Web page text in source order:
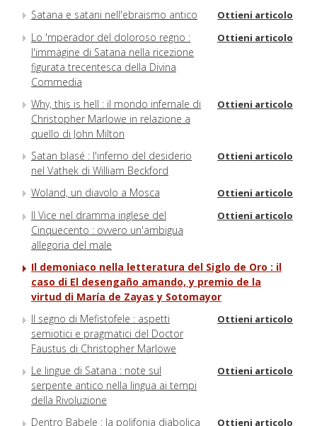
Satana e satani nell'ebraismo antico Ottieni articolo
Lo 'mperador del doloroso regno :
l'immagine di Satana nella ricezione
figurata trecentesca della Divina
Commedia
Ottieni articolo
Why, this is hell : il mondo infernale di
Christopher Marlowe in relazione a
quello di John Milton
Ottieni articolo
Satan blasé : l'inferno del desiderio
nel Vathek di William Beckford
Ottieni articolo
Woland, un diavolo a Mosca Ottieni articolo
Il Vice nel dramma inglese del
Cinquecento : ovvero un'ambigua
allegoria del male
Ottieni articolo
Il demoniaco nella letteratura del Siglo de Oro : il
caso di El desengaño amando, y premio de la
virtud di María de Zayas y Sotomayor
Il segno di Mefistofele : aspetti
semiotici e pragmatici del Doctor
Faustus di Christopher Marlowe
Ottieni articolo
Le lingue di Satana : note sul
serpente antico nella lingua ai tempi
della Rivoluzione
Ottieni articolo
Dentro Babele : la polifonia diabolica
Ottieni articolo